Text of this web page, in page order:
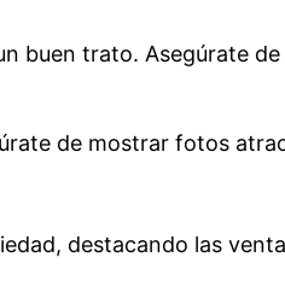
buen trato. Asegúrate
de mostrar fotos
destacando las